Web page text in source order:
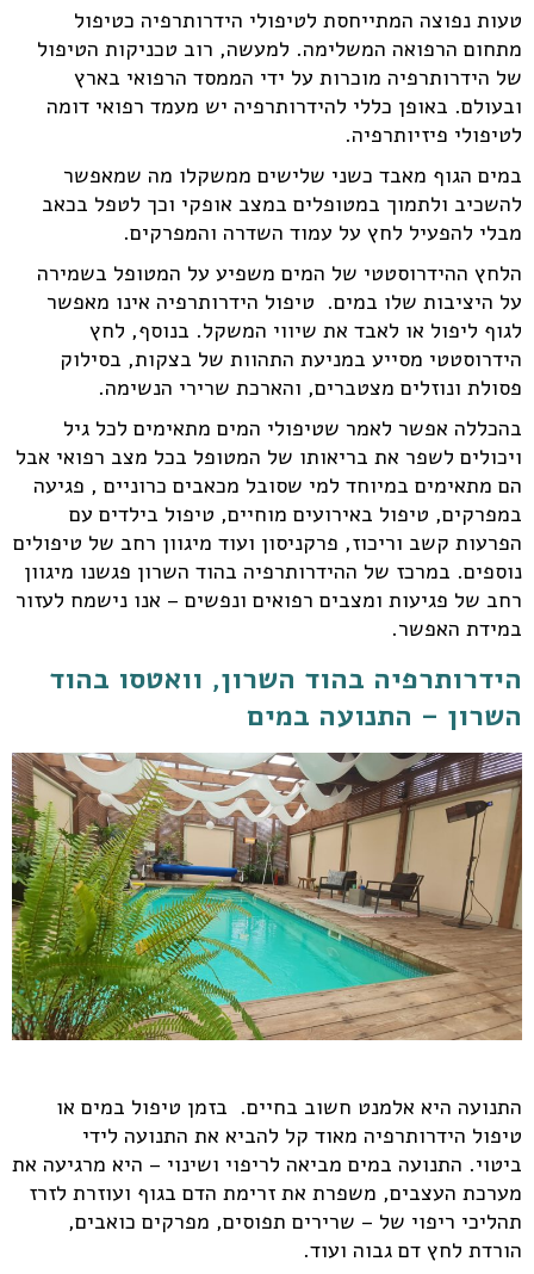
טעות נפוצה המתייחסת לטיפולי הידרותרפיה כטיפול
מתחום הרפואה המשלימה. למעשה, רוב טכניקות הטיפול
של הידרותרפיה מוכרות על ידי הממסד הרפואי בארץ
ובעולם. באופן כללי להידרותרפיה יש מעמד רפואי דומה
לטיפולי פיזיותרפיה.
במים הגוף מאבד כשני שלישים ממשקלו מה שמאפשר
להשכיב ולתמוך במטופלים במצב אופקי וכך לטפל בכאב
מבלי להפעיל לחץ על עמוד השדרה והמפרקים.
הלחץ ההידרוסטטי של המים משפיע על המטופל בשמירה
על היציבות שלו במים. טיפול הידרותרפיה אינו מאפשר
לגוף ליפול או לאבד את שיווי המשקל. בנוסף, לחץ
הידרוסטטי מסייע במניעת התהוות של בצקות, בסילוק
פסולת ונוזלים מצטברים, והארכת שרירי הנשימה.
בהכללה אפשר לאמר שטיפולי המים מתאימים לכל גיל
ויכולים לשפר את בריאותו של המטופל בכל מצב רפואי אבל
הם מתאימים במיוחד למי שסובל מכאבים כרוניים , פגיעה
במפרקים, טיפול באירועים מוחיים, טיפול בילדים עם
הפרעות קשב וריכוז, פרקניסון ועוד מיגוון רחב של טיפולים
נוספים. במרכז של ההידרותרפיה בהוד השרון פגשנו מיגוון
רחב של פגיעות ומצבים רפואים ונפשים – אנו נישמח לעזור
במידת האפשר.
הידרותרפיה בהוד השרון, וואטסו בהוד
השרון – התנועה במים
התנועה היא אלמנט חשוב בחיים. בזמן טיפול במים או
טיפול הידרותרפיה מאוד קל להביא את התנועה לידי
ביטוי. התנועה במים מביאה לריפוי ושינוי – היא מרגיעה את
מערכת העצבים, משפרת את זרימת הדם בגוף ועוזרת לזרז
תהליכי ריפוי של – שרירים תפוסים, מפרקים כואבים,
הורדת לחץ דם גבוה ועוד.